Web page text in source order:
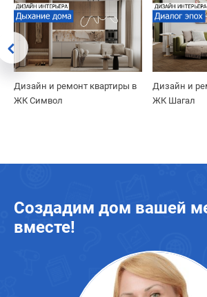
Дизайн и ремонт квартиры в
ЖК Символ
Дизайн и
ЖК Шагал
Создадим дом вашей
вместе!